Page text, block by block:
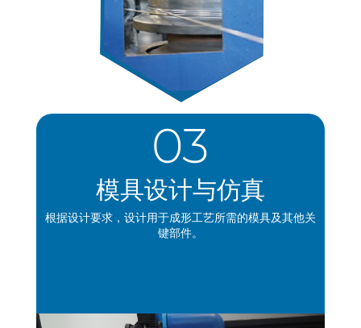
03
模具设计与仿真
根据设计要求，设计用于成形工艺所需的模具及其他关
键部件。